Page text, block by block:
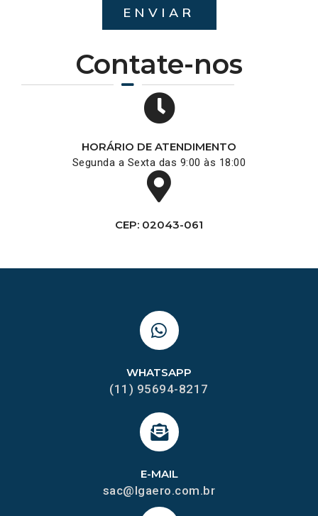
Contate-nos
HORÁRIO DE ATENDIMENTO
Segunda a Sexta das 9:00 às 18:00
CEP: 02043-061
ENVIAR
E-MAIL
sac@lgaero.com.br
WHATSAPP
(11) 95694-8217